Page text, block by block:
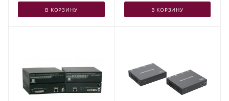
В КОРЗИНУ В КОРЗИНУ